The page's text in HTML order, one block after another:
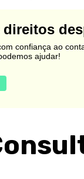
direitos
confiança ao
ajudar!